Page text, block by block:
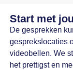
Start met
De gesprekken
gesprekslocaties
videobellen. We
het prettigst en